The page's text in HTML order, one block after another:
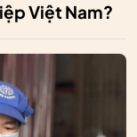
Việt Nam?